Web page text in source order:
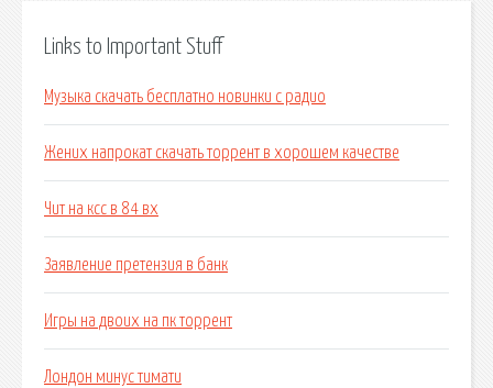
Links to Important Stuff
Музыка скачать бесплатно новинки с радио
Жених напрокат скачать торрент в хорошем качестве
Чит на ксс в 84 вх
Заявление претензия в банк
Игры на двоих на пк торрент
Лондон минус тимати